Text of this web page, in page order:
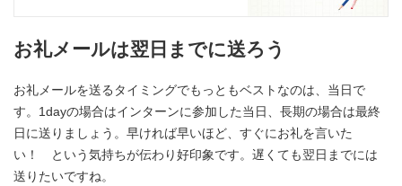
お礼メールは翌日までに送ろう
お礼メールを送るタイミングでもっともベストなのは、当日で
す。1dayの場合はインターンに参加した当日、長期の場合は最終
日に送りましょう。早ければ早いほど、すぐにお礼を言いた
い！ という気持ちが伝わり好印象です。遅くても翌日までには
送りたいですね。